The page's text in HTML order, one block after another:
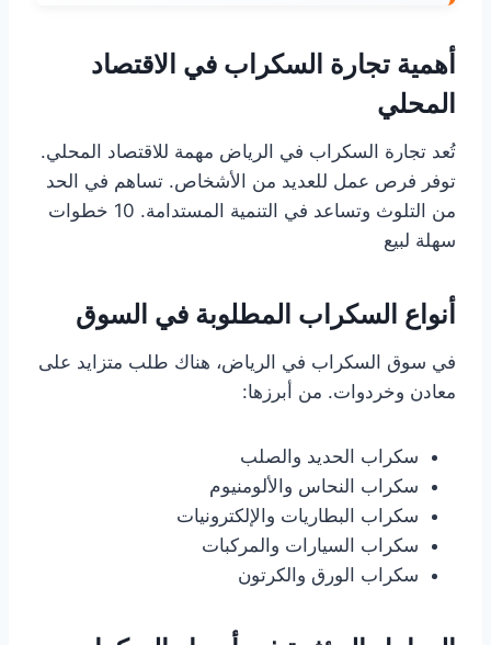
أهمية تجارة السكراب في الاقتصاد
المحلي
تُعد تجارة السكراب في الرياض مهمة للاقتصاد المحلي.
توفر فرص عمل للعديد من الأشخاص. تساهم في الحد
من التلوث وتساعد في التنمية المستدامة. 10 خطوات
سهلة لبيع
أنواع السكراب المطلوبة في السوق
في سوق السكراب في الرياض، هناك طلب متزايد على
معادن وخردوات. من أبرزها:
سكراب الحديد والصلب
سكراب النحاس والألومنيوم
سكراب البطاريات والإلكترونيات
سكراب السيارات والمركبات
سكراب الورق والكرتون